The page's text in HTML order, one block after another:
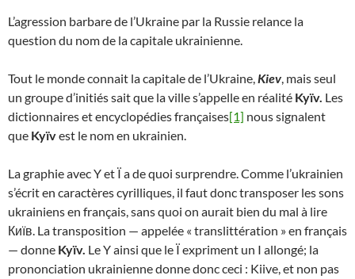
L’agression barbare de l’Ukraine par la Russie relance la
question du nom de la capitale ukrainienne.
Tout le monde connait la capitale de l’Ukraine,Kiev, mais seul
un groupe d’initiés sait que la ville s’appelle en réalité Kyïv. Les
dictionnaires et encyclopédies françaises[1] nous signalent
que Kyïvest le nom en ukrainien.
La graphie avec Y et Ï a de quoi surprendre. Comme l’ukrainien
s’écrit en caractères cyrilliques, il faut donc transposer les sons
ukrainiens en français, sans quoi on aurait bien du mal à lire
Київ. La transposition — appelée « translittération » en français
— donne Kyïv. Le Y ainsi que le Ï expriment un I allongé; la
prononciation ukrainienne donne donc ceci : Kiive, et non pas